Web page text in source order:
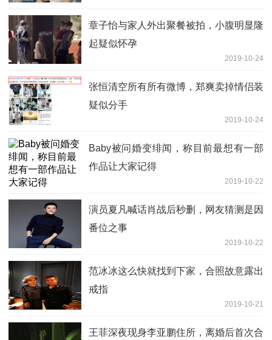
章子怡与家人外出聚餐被拍，小腹明显隆
起疑似怀孕
2019-10-24
张恒清空所有所有微博，郑爽卖掉情侣装
疑似分手
2019-10-24
Baby被问婚变绯闻，称目前最想有一部
作品让大家记得
2019-10-22
演员夏凡喊话肖战后秒删，网友猜测是因
番位之事
2019-10-22
范冰冰这么快就找到下家，合照故意露出
戒指
2019-10-21
王菲深夜现身李亚鹏住所，离婚后首次合